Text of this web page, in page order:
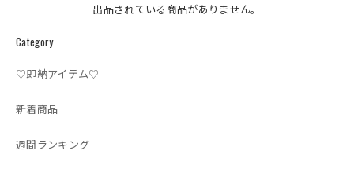
Category
♡即納アイテム♡
新着商品
週間ランキング
出品されている商品がありません。